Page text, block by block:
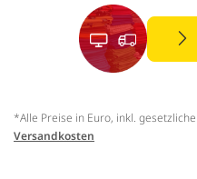
*Alle Preise in Euro, inkl.
Versandkosten